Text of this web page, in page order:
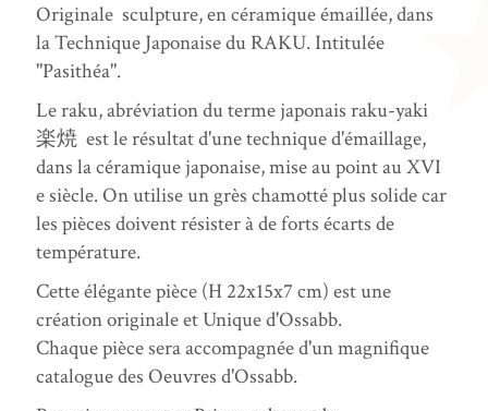
Originale sculpture, en céramique émaillée, dans
la Technique Japonaise du RAKU. Intitulée
"Pasithéa".
Le raku, abréviation du terme japonais raku-yaki
楽焼 est le résultat d'une technique d'émaillage,
dans la céramique japonaise, mise au point au XVI
e siècle. On utilise un grès chamotté plus solide car
les pièces doivent résister à de forts écarts de
température.
Cette élégante pièce (H 22x15x7 cm) est une
création originale et Unique d'Ossabb.
Chaque pièce sera accompagnée d'un magnifique
catalogue des Oeuvres d'Ossabb.